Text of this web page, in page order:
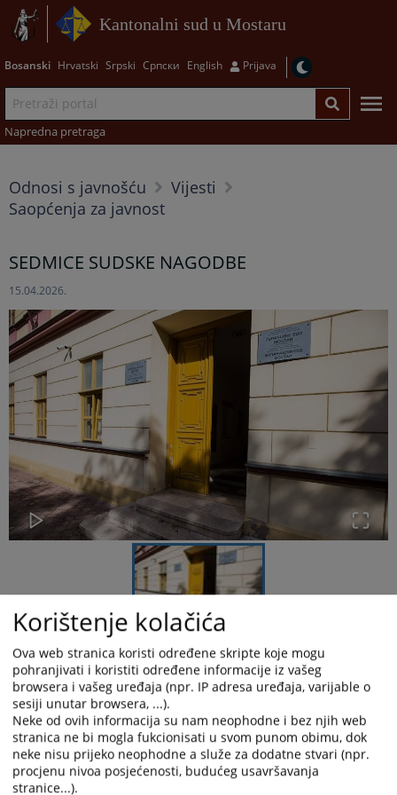
Kantonalni sud u Mostaru
Bosanski Hrvatski Srpski Српски English Prijava
Napredna pretraga
Odnosi s javnošću
Vijesti
Saopćenja za javnost
SEDMICE SUDSKE NAGODBE
15.04.2026.
Obavještavamo javnost da će se u periodu od 11.do
22.maja 2026.godine u Kantonalnom sudu u Mostaru
realizovati aktivnosti "Sedmice sudske nagodbe", koja se
provodi s ciljem mirnog rješavanja sporova i unapređenja
efikasnosti sudskih postupaka.
Pozivaju se stranke i njihovi punomoćnici da, u saradnji
Korištenje kolačića
Ova web stranica koristi određene skripte koje mogu
pohranjivati i koristiti određene informacije iz vašeg
browsera i vašeg uređaja (npr. IP adresa uređaja, varijable o
sesiji unutar browsera, ...).
Neke od ovih informacija su nam neophodne i bez njih web
stranica ne bi mogla fukcionisati u svom punom obimu, dok
neke nisu prijeko neophodne a služe za dodatne stvari (npr.
procjenu nivoa posjećenosti, budućeg usavršavanja
stranice...).